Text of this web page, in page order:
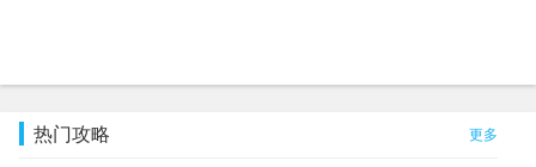
热门攻略 更多